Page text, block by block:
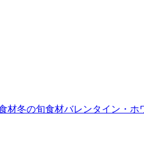
材冬の旬食材バレンタイン・ホ